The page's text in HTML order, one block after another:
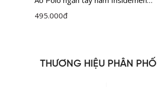
IPS090MAH0
495.000đ
THƯƠNG HIỆU PHÂN PHỐI